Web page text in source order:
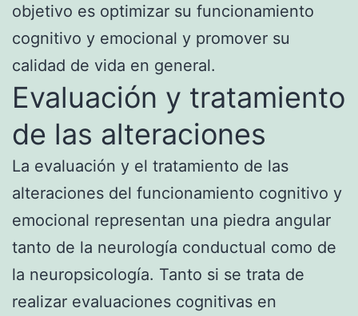
objetivo es optimizar su funcionamiento
cognitivo y emocional y promover su
calidad de vida en general.
Evaluación y tratamiento
de las alteraciones
La evaluación y el tratamiento de las
alteraciones del funcionamiento cognitivo y
emocional representan una piedra angular
tanto de la neurología conductual como de
la neuropsicología. Tanto si se trata de
realizar evaluaciones cognitivas en